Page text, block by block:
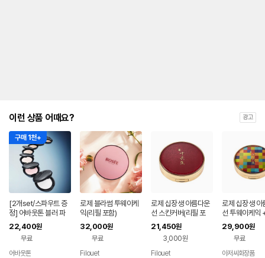
이런 상품 어때요? 광고
구매 1천+
[2개set/스파우트 증
정] 어바웃톤 블러 파
우더 팩트 9g
22,400원
무료
어바웃톤
로제 블라썸 투웨이케
익(리필 포함)
32,000원
무료
Filouet
로제 십장생 아름다운
선 스킨커버(리필 포
함)
21,450원
3,000원
Filouet
로제 십장생 아
선 투웨이케익
포함
29,900원
무료
아저씨화장품